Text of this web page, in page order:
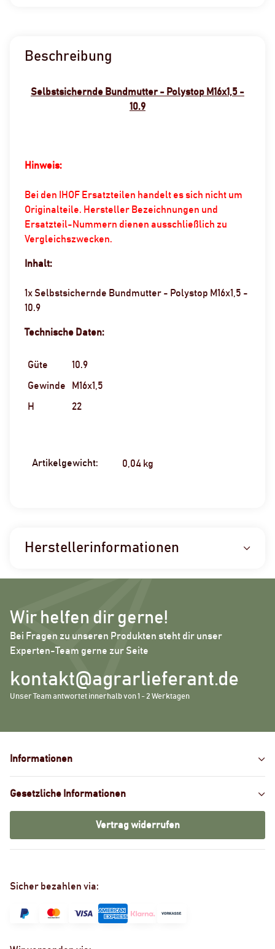
Beschreibung
Selbstsichernde Bundmutter - Polystop M16x1,5 -
10.9
Hinweis:
Bei den IHOF Ersatzteilen handelt es sich nicht um
Originalteile. Hersteller Bezeichnungen und
Ersatzteil-Nummern dienen ausschließlich zu
Vergleichszwecken.
Inhalt:
1x Selbstsichernde Bundmutter - Polystop M16x1,5 -
10.9
Technische Daten:
Güte 10.9
Gewinde M16x1,5
H 22
Produkteigenschaft
Wert
Artikelgewicht: 0,04 kg
Herstellerinformationen
Wir helfen dir gerne!
Bei Fragen zu unseren Produkten steht dir unser
Experten-Team gerne zur Seite
kontakt@agrarlieferant.de
Unser Team antwortet innerhalb von 1 - 2 Werktagen
Informationen
Gesetzliche Informationen
Vertrag widerrufen
Sicher bezahlen via: